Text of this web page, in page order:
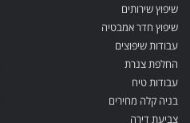
שיפוץ שירותים
שיפוץ חדר אמבטיה
עבודות שיפוצים
החלפת צנרת
עבודות טיח
בניה קלה מחירים
צביעת דירה